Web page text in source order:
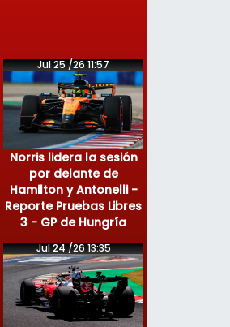
Jul 25 /26 11:57
Norris lidera la sesión
por delante de
Hamilton y Antonelli -
Reporte Pruebas Libres
3 - GP de Hungría
Jul 24 /26 13:35